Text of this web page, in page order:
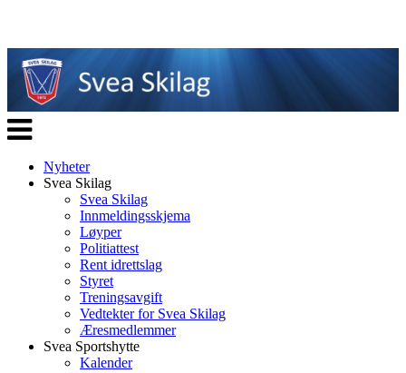
Veksle
navigasjon
Nyheter
Svea Skilag
Svea Skilag
Innmeldingsskjema
Løyper
Politiattest
Rent idrettslag
Styret
Treningsavgift
Vedtekter for Svea Skilag
Æresmedlemmer
Svea Sportshytte
Kalender